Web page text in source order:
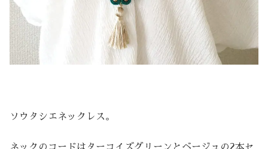
ソウタシエネックレス。
ネックのコードはターコイズグリーンとベージュの2本セ